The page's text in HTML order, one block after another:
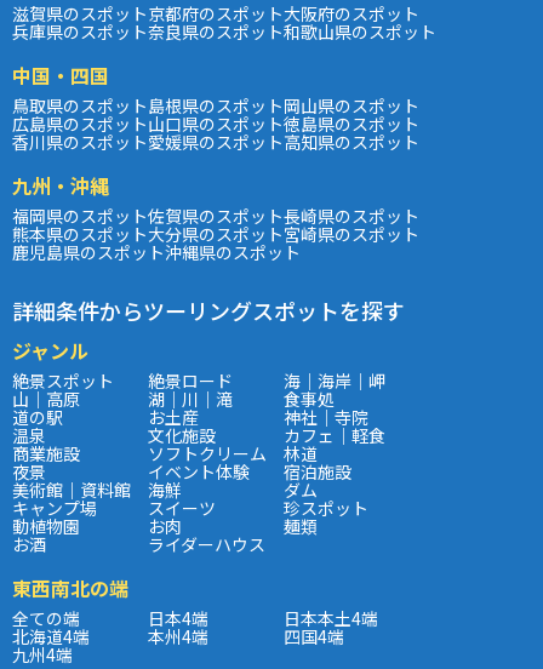
滋賀県のスポット京都府のスポット大阪府のスポット
兵庫県のスポット奈良県のスポット和歌山県のスポット
中国・四国
鳥取県のスポット島根県のスポット岡山県のスポット
広島県のスポット山口県のスポット徳島県のスポット
香川県のスポット愛媛県のスポット高知県のスポット
九州・沖縄
福岡県のスポット佐賀県のスポット長崎県のスポット
熊本県のスポット大分県のスポット宮崎県のスポット
鹿児島県のスポット沖縄県のスポット
詳細条件からツーリングスポットを探す
ジャンル
絶景スポット 絶景ロード 海｜海岸｜岬
山｜高原 湖｜川｜滝 食事処
道の駅 お土産 神社｜寺院
温泉 文化施設 カフェ｜軽食
商業施設 ソフトクリーム 林道
夜景 イベント体験 宿泊施設
美術館｜資料館 海鮮 ダム
キャンプ場 スイーツ 珍スポット
動植物園 お肉 麺類
お酒 ライダーハウス
東西南北の端
全ての端 日本4端 日本本土4端
北海道4端 本州4端 四国4端
九州4端